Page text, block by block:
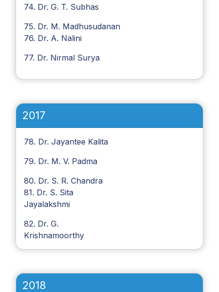
74. Dr. G. T. Subhas
75. Dr. M. Madhusudanan
76. Dr. A. Nalini
77. Dr. Nirmal Surya
2017
78. Dr. Jayantee Kalita
79. Dr. M. V. Padma
80. Dr. S. R. Chandra
81. Dr. S. Sita
Jayalakshmi
82. Dr. G.
Krishnamoorthy
2018